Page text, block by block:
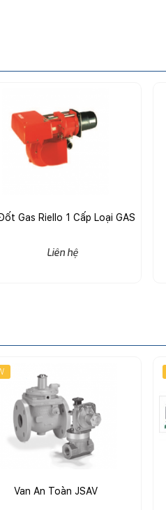
Gas Riello 1 Cấp Loại GAS
Liên hệ
Van An Toàn JSAV